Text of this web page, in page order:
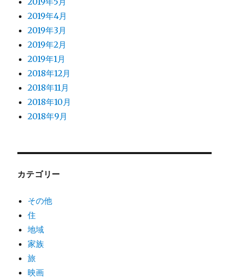
2019年4月
2019年3月
2019年2月
2019年1月
2018年12月
2018年11月
2018年10月
2018年9月
カテゴリー
その他
住
地域
家族
旅
映画